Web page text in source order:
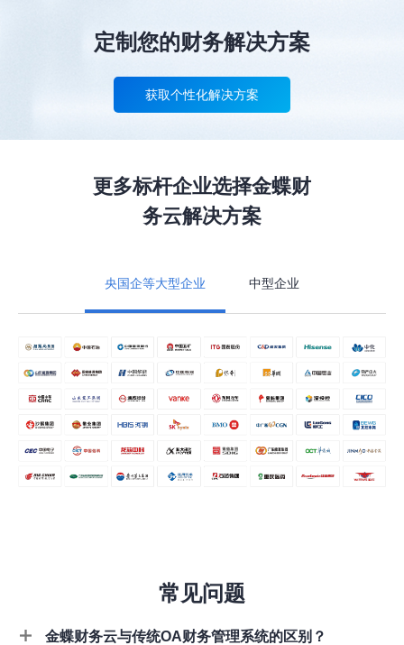
定制您的财务解决方案
获取个性化解决方案
更多标杆企业选择金蝶财
务云解决方案
央国企等大型企业 中型企业
常见问题
金蝶财务云与传统OA财务管理系统的区别？